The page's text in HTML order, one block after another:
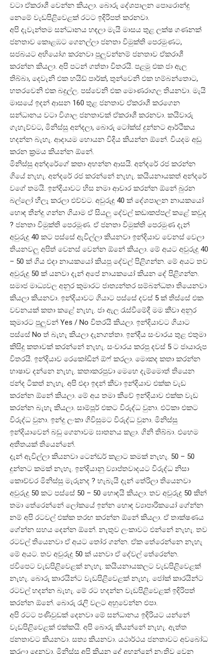
වටා ඒකරාශී වෙන්න කියලා. බොරු දේශපාලන පොරොන්දු
නෙමේ වැඩපිළිවෙළක් රටට ඉදිරිපත් කරනවා.
අපි දැවැන්තම සන්ධානය හඳලා මැයි මාසය තුළ ලක්ෂ ගණනක්
ජනතාව කොළඹට ගෙනල්ලා ජනතා විමුක්ති පෙරමුණට,
සජබයට අභියෝග කරනවා පුලුවන්නම් ජනතාව ඒකරාශී
කරන්න කියලා. අපි පටන් ගත්තා විතරයි. පළමු එක ජා ඇල
තිබ්බා, දෙවැනි එක හයිඩ් පාර්ක්, තුන්වෙනි එක හම්බන්තොට,
හතරවෙනි එක බදුල්ල. පස්වෙනි එක මොණරාගල තියනවා. මැයි
මාසයේ ඉදන් ආසන 160 තුළ ජනතාව ඒකරාශී කරගෙන
සන්ධානය වටා විශාල ජනතාවක් ඒකරාශී කරනවා. කයිවාරු
ගැහැව්වට, මිනිස්සු අන්දලා, බොරු ටෝක්ස් දුන්නට ආර්ථිකය
හදන්න බැහැ. ආදායම හොයන විදිය කියන්න ඕනේ. වියදම අඩු
කරන ක්‍රමය කියන්න ඕනේ.
මිනිස්සු අන්දරේගේ කතා අහන්න ආසයි. අන්දරේ රජ කරන්න
ගියේ නැහැ. අන්දරේ රජ කරන්නේ නැහැ. කයියනායකත් අන්දරේ
වගේ තමයි. ඉන්දියාවට හිස නමා ආචාර කරන්න ඕනේ බුරන
බල්ලෝ හීලෑ කරලා එව්වට. අවුරුදු 40 ක් දේශපාලන නායකයෝ
හොඳ තීන්දු ගන්න ගියාම ඒ සියලු දේවල් කඩාකප්පල් කළේ කවුද
? ජනතා විමුක්ති පෙරමූණ. ඒ ජනතා විමුක්ති පෙරමුණ දැන්
අවුරුදු 40 කට පස්සේ ඇවිල්ලා කියනවා ඉන්දියාව වෙනස් වෙලා
තියනවලු අපිත් වෙනස් වෙන්න ඕනේ කියලා. මේ අයට අවුරුදු 40
– 50 ක් ගිය එදා නායකයෝ කියපු දේවල් පිළිගන්න. මේ අයට තව
අවුරුදු 50 ක් යනවා දැන් අපේ නායකයෝ කියන දේ පිළිගන්න.
සමාජ මාධ්‍යවල අනුර කුමාරට ජාත්‍යන්තර සම්බන්ධතා තියෙනවා
කියලා කියනවා. ඉන්දියාවට ගියාට පස්සේ දවස් 5 ක් තිස්සේ එක
වචනයක් කතා කළේ නැහැ. ජා ඇල රැස්වීමේදී මම කීවා අනුර
කුමාරට පුලුවන් Yes / No විතරයි කියලා. ඉන්දියාවට ගියාට
පස්සේ No ත් බැහැ කියලා දැනගත්තා. ඉන්දීය සංචාරය තුළ එතුමා
කිසිදු කතාවක් කරන්නේ නැහැ. සංචාරය කරපු දවස් 5 ට ජායාරූප
විතරයි. ඉන්දියාව රෙකෝඩින් ඕෆ් කරලා. මොකද කතා කරන්න
භාෂාව දන්නෙ නැහැ. කතාකරපුවා මෙහෙ දැම්මොත් තියෙන
ජන්ද ටිකත් නැහැ. අපි එදා ඉදන් කීවා ඉන්දියාව එක්ක වැඩ
කරන්න ඕනේ කියලා. මේ අය තමා කීවේ ඉන්දියාව එක්ක වැඩ
කරන්න බැහැ කියලා. සාම්පූර් එකට විරුද්ධ වුනා. එට්කා එකට
විරුද්ධ වුනා. ඉන්දු ලංකා ගිවිසුමට විරුද්ධ වුනා. මිනිස්සු
ඉන්දියාවෙන් බඩු ගෙනාවම ඝාතනය කළා. ගිනි තිබ්බා. එහෙම
අතීතයක් තියෙන්නේ.
දැන් ඇවිල්ලා කියනවා ටෙන්ඩර් කළාට කමක් නැහැ. 50 – 50
දුන්නට කමක් නැහැ. ඉන්දියානු ව්‍යාප්තවාදයට විරුද්ධ නිසා
කොච්චර මිනිස්සු මැරුනද ? හැබැයි දැන් තේරිලා තියෙනවා
අවුරුදු 50 කට පස්සේ 50 – 50 හොඳයි කියලා. තව අවුරුදු 50 කින්
තමා තේරෙන්නේ ලෝකයේ ඉන්න හොඳ ව්‍යාපාරිකයෝ ගේන්න
නම් අපි රටවල් එක්ක තරඟ කරන්න ඕනේ කියලා. ඒ තාක්ෂණය
ගේන්න සහය දෙන්න ඕනේ. නැතුව ලංකාවට එන්නේ නැහැ. තව
රටවල් තියෙනවා ඒ අයට තෝර ගන්න. ඒක තේරෙන්නෙ නැහැ
මේ අයට. තව අවුරුදු 50 ක් යනවා ඒ දේවල් තේරෙන්න.
ජවිපෙට වැඩපිළිවෙළක් නැහැ. කයියනායකලට වැඩපිළිවෙළක්
නැහැ. බොරු කාරයින්ට වැඩපිළිවෙළක් නැහැ. ජෝක් කාරයින්ට
රටවල් හදන්න බැහැ. මේ රට හදන්න වැඩපිළිවෙළක් ඉදිරිපත්
කරන්න ඕනේ. බොරු රැලි වලට අහුවෙන්න එපා.
අපි රටට පණිවුඩක් දෙනවා මේ සන්ධානය ඉදිරියට යන්නේ
වැඩපිළිවෙළක් එක්කයි. අපි බොරු කියන්නේ නැහැ. ඇත්ත
ජනතාවට කියනවා. සත්‍ය කියනවා. යථාර්ථය ජනතාවට අවබෝධ
කරලා දෙනවා. මිනිස්සු අපි කියන දේ අහන්නේ නැතිව වෙන